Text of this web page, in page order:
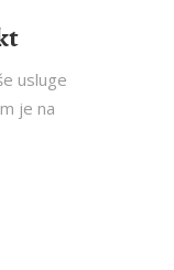
usluge
je na